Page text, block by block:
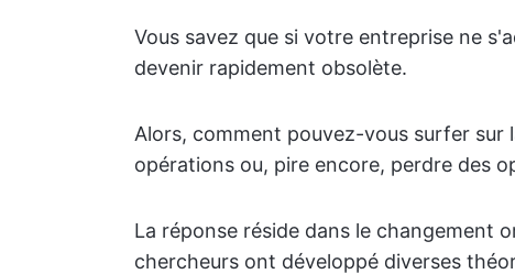
Vous savez que si votre entreprise ne
devenir rapidement obsolète.
Alors, comment pouvez-vous surfer sur
opérations ou, pire encore, perdre des
La réponse réside dans le changement
chercheurs ont développé diverses